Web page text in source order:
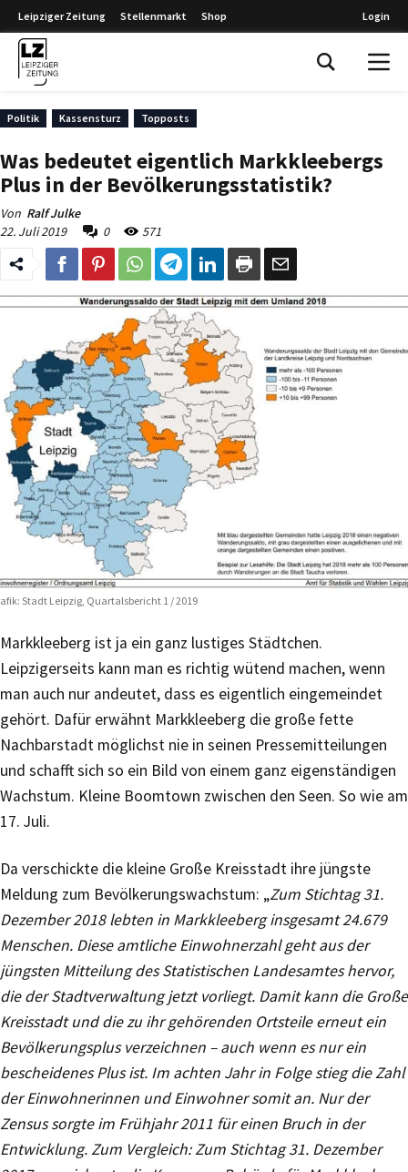
Leipziger Zeitung Stellenmarkt Shop Login
Politik Kassensturz Topposts
Was bedeutet eigentlich Markkleebergs
Plus in der Bevölkerungsstatistik?
Von Ralf Julke
22. Juli 2019
0 571
Stadt Leipzig, Quartalsbericht 1 / 2019
Markkleeberg ist ja ein ganz lustiges Städtchen.
Leipzigerseits kann man es richtig wütend machen, wenn
man auch nur andeutet, dass es eigentlich eingemeindet
gehört. Dafür erwähnt Markkleeberg die große fette
Nachbarstadt möglichst nie in seinen Pressemitteilungen
und schafft sich so ein Bild von einem ganz eigenständigen
Wachstum. Kleine Boomtown zwischen den Seen. So wie am
17. Juli.
Da verschickte die kleine Große Kreisstadt ihre jüngste
Meldung zum Bevölkerungswachstum: „Zum Stichtag 31.
Dezember 2018 lebten in Markkleeberg insgesamt 24.679
Menschen. Diese amtliche Einwohnerzahl geht aus der
jüngsten Mitteilung des Statistischen Landesamtes hervor,
die der Stadtverwaltung jetzt vorliegt. Damit kann die Große
Kreisstadt und die zu ihr gehörenden Ortsteile erneut ein
Bevölkerungsplus verzeichnen – auch wenn es nur ein
bescheidenes Plus ist. Im achten Jahr in Folge stieg die Zahl
der Einwohnerinnen und Einwohner somit an. Nur der
Zensus sorgte im Frühjahr 2011 für einen Bruch in der
Entwicklung. Zum Vergleich: Zum Stichtag 31. Dezember